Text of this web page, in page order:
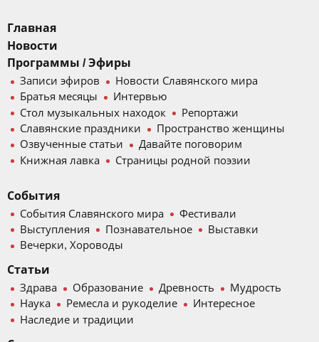
Главная
Новости
Программы / Эфиры
Записи эфиров
Новости Славянского мира
Братья месяцы
Интервью
Стол музыкальных находок
Репортажи
Славянские праздники
Пространство женщины
Озвученные статьи
Давайте поговорим
Книжная лавка
Страницы родной поэзии
События
События Славянского мира
Фестивали
Выступления
Познавательное
Выставки
Вечерки, Хороводы
Статьи
Здрава Образование Древность
Мудрость
Наука
Ремесла и рукоделие
Интересное
Наследие и традиции